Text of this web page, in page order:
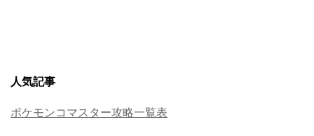
人気記事
ポケモンコマスター攻略一覧表